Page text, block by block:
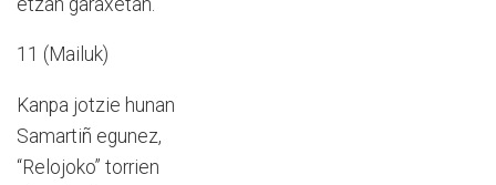
11 (Mailuk)
Kanpa jotzie hunan
Samartiñ egunez,
“Relojoko” torrien